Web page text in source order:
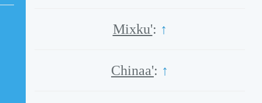
Mixku': ↑
Chinaa': ↑